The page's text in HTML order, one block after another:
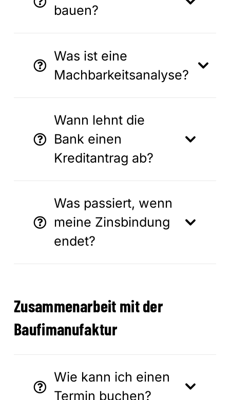
bauen?
Was ist eine
Machbarkeitsanalyse?
Wann lehnt die
Bank einen
Kreditantrag ab?
Was passiert, wenn
meine Zinsbindung
endet?
Zusammenarbeit mit der
Baufimanufaktur
Wie kann ich einen
Termin buchen?